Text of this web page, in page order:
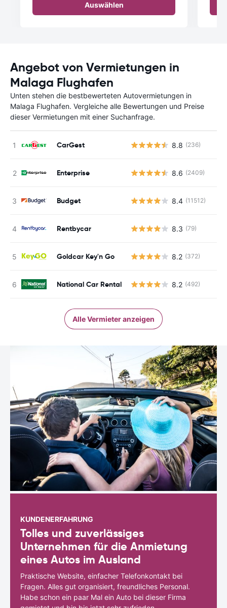
Auswählen
Angebot von Vermietungen in
Malaga Flughafen
Unten stehen die bestbewerteten Autovermietungen in
Malaga Flughafen. Vergleiche alle Bewertungen und Preise
dieser Vermietungen mit einer Suchanfrage.
CarGest 8.8 (236)
Enterprise 8.6 (2409)
Budget 8.4 (11512)
Rentbycar 8.3 (79)
Goldcar Key'n Go 8.2 (372)
National Car Rental 8.2 (492)
Alle Vermieter anzeigen
KUNDENERFAHRUNG
Tolles und zuverlässiges
Unternehmen für die Anmietung
eines Autos im Ausland
Praktische Website, einfacher Telefonkontakt bei
Fragen. Alles gut organisiert, freundliches Personal.
Habe schon ein paar Mal ein Auto bei dieser Firma